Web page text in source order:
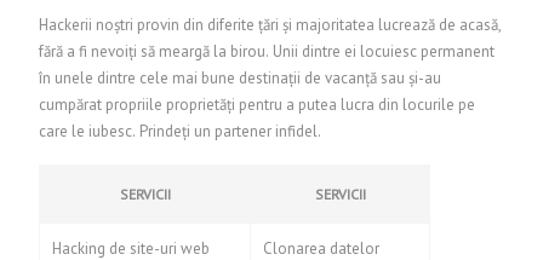
Hackerii noștri provin din diferite țări și majoritatea lucrează de acasă,
fără a fi nevoiți să meargă la birou. Unii dintre ei locuiesc permanent
în unele dintre cele mai bune destinații de vacanță sau și-au
cumpărat propriile proprietăți pentru a putea lucra din locurile pe
care le iubesc. Prindeți un partener infidel.
SERVICII SERVICII
Hacking de site-uri web Clonarea datelor